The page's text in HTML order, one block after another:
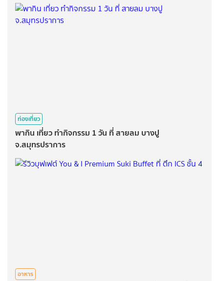
ท่องเที่ยว
พากิน เที่ยว ทำกิจกรรม 1 วัน ที่ สายลม บางปู
จ.สมุทรปราการ
อาหาร